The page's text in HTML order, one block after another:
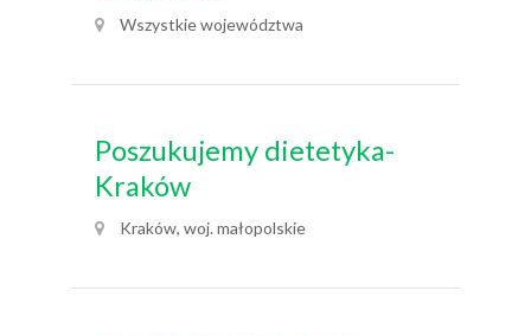
Wszystkie województwa
Poszukujemy dietetyka-
Kraków
Kraków, woj. małopolskie